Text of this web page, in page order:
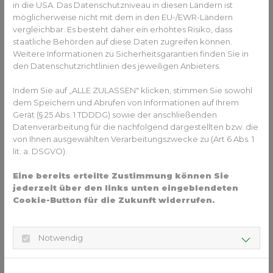
Diese Technik kann bei Brackets verwendet werden, die auf
die Außenseite der Zähne geklebt werden, aber auch für
die auf der Innenseite der Zähne geklebten Brackets
Lingualtechnik).
Digitale Behandlungsplanung einer festen Zahnspange I Quelle: Ormco
Die optimale Positionierung der Brackets auf den einzelnen
Zähnen erfolgt ebenfalls virtuell am Bildschirm. Damit diese
Patientenmund platziert und geklebt werden können,
kommen digital geplante und anschließend 3D-gedruckte
Übertragungs-Schablonen zum Einsatz. (Klebetrays für
in die USA. Das Datenschutzniveau in diesen Ländern ist
möglicherweise nicht mit dem in den EU-/EWR-Ländern
vergleichbar. Es besteht daher ein erhöhtes Risiko, dass
staatliche Behörden auf diese Daten zugreifen können.
Weitere Informationen zu Sicherheitsgarantien finden Sie in
den Datenschutzrichtlinien des jeweiligen Anbieters.
Indem Sie auf „ALLE ZULASSEN" klicken, stimmen Sie sowohl
dem Speichern und Abrufen von Informationen auf Ihrem
Gerät (§ 25 Abs. 1 TDDDG) sowie der anschließenden
Datenverarbeitung für die nachfolgend dargestellten bzw. die
von Ihnen ausgewählten Verarbeitungszwecke zu (Art 6 Abs. 1
lit. a. DSGVO).
Eine bereits erteilte Zustimmung können Sie
jederzeit über den links unten eingeblendeten
Cookie-Button für die Zukunft widerrufen.
Notwendig